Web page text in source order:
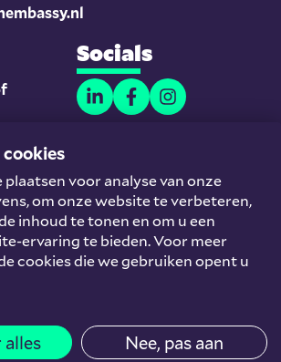
en
Socials
Privacyverklaring
Cookieverklaring
voor analyse van onze
om onze website te verbeteren,
inhoud te tonen en om u een
ervaring te bieden. Voor meer
cookies die we gebruiken opent u
Nee, pas aan